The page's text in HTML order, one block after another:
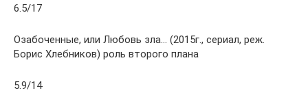
6.5/17
Озабоченные, или Любовь зла… (2015г., сериал, реж.
Борис Хлебников) роль второго плана
5.9/14